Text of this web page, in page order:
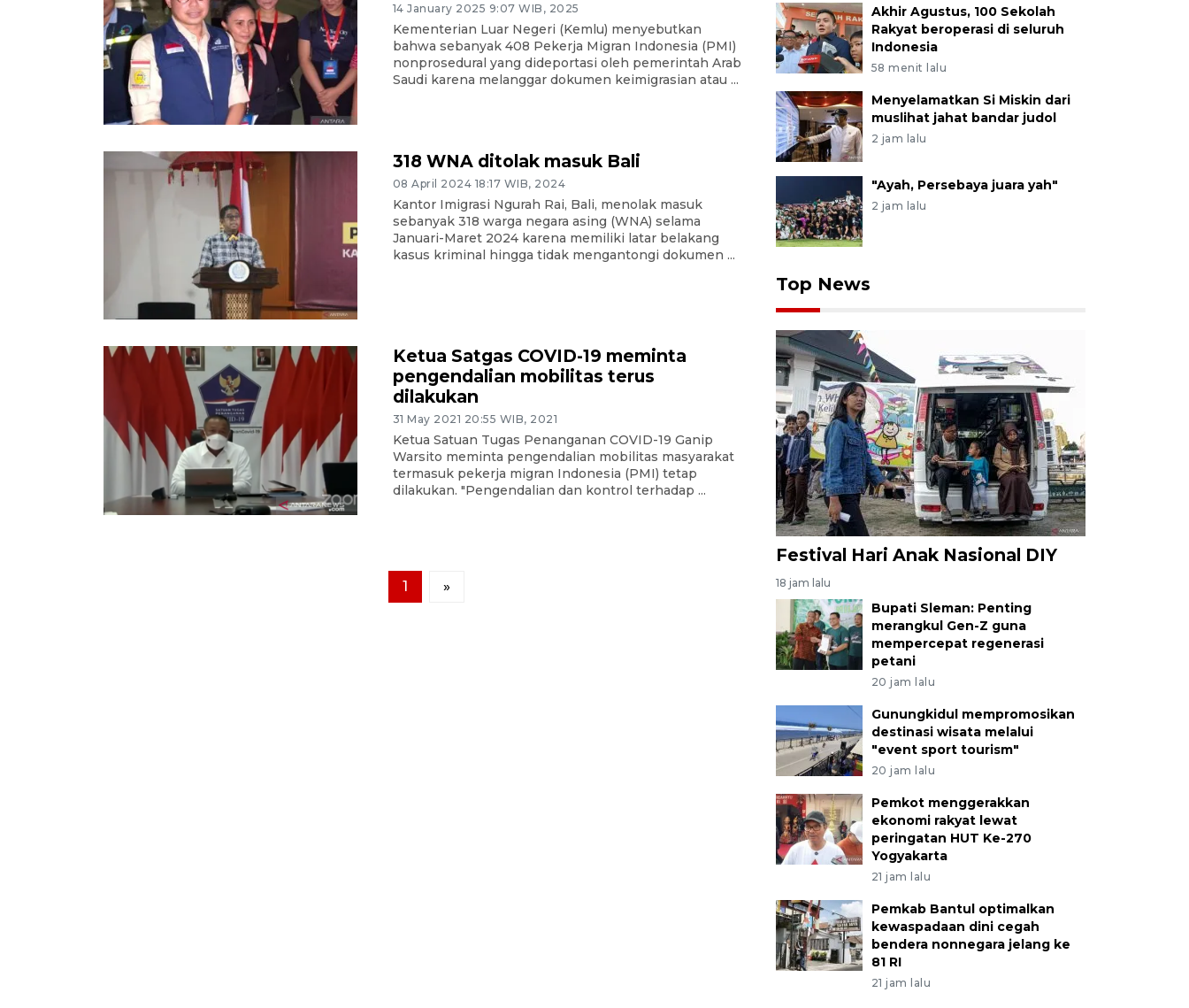
14 January 2025 9:07 WIB, 2025
Kementerian Luar Negeri (Kemlu) menyebutkan
bahwa sebanyak 408 Pekerja Migran Indonesia (PMI)
nonprosedural yang dideportasi oleh pemerintah Arab
Saudi karena melanggar dokumen keimigrasian atau ...
318 WNA ditolak masuk Bali
08 April 2024 18:17 WIB, 2024
Kantor Imigrasi Ngurah Rai, Bali, menolak masuk
sebanyak 318 warga negara asing (WNA) selama
Januari-Maret 2024 karena memiliki latar belakang
kasus kriminal hingga tidak mengantongi dokumen ...
Ketua Satgas COVID-19 meminta
pengendalian mobilitas terus
dilakukan
31 May 2021 20:55 WIB, 2021
Ketua Satuan Tugas Penanganan COVID-19 Ganip
Warsito meminta pengendalian mobilitas masyarakat
termasuk pekerja migran Indonesia (PMI) tetap
dilakukan. "Pengendalian dan kontrol terhadap ...
1 »
Akhir Agustus, 100 Sekolah
Rakyat beroperasi di seluruh
Indonesia
58 menit lalu
Menyelamatkan Si Miskin dari
muslihat jahat bandar judol
2 jam lalu
"Ayah, Persebaya juara yah"
2 jam lalu
Top News
Festival Hari Anak Nasional DIY
18 jam lalu
Bupati Sleman: Penting
merangkul Gen-Z guna
mempercepat regenerasi
petani
20 jam lalu
Gunungkidul mempromosikan
destinasi wisata melalui
"event sport tourism"
20 jam lalu
Pemkot menggerakkan
ekonomi rakyat lewat
peringatan HUT Ke-270
Yogyakarta
21 jam lalu
Pemkab Bantul optimalkan
kewaspadaan dini cegah
bendera nonnegara jelang ke
81 RI
21 jam lalu